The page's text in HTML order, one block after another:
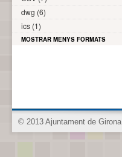
dwg (6)
ics (1)
MOSTRAR MENYS FORMATS
© 2013 Ajuntament de Girona